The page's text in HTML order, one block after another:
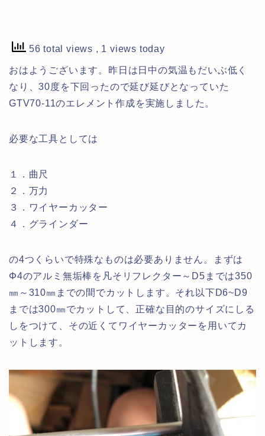
56 total views , 1 views today
おはようございます。昨日は日中の気温もだいぶ低く
なり、30度を下回ったので延び延びとなっていた
GTV70-11のエレメント作成を実施しました。
必要な工具としては
１．曲尺
２．万力
３．ワイヤーカッター
４．グラインダー
の4つくらいで特殊なものは必要ありません。まずは
Φ4のアルミ無垢棒を凡そリフレクター～D5までは350
㎜～310㎜までの間でカットします。それ以下D6~D9
までは300㎜でカットして、正確な目的のサイズにしる
しをつけて、その近くてワイヤーカッターを用いてカ
ットします。